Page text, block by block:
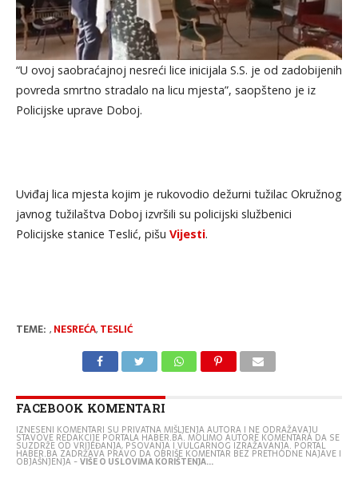
“U ovoj saobraćajnoj nesreći lice inicijala S.S. je od zadobijenih
povreda smrtno stradalo na licu mjesta”, saopšteno je iz
Policijske uprave Doboj.
Uviđaj lica mjesta kojim je rukovodio dežurni tužilac Okružnog
javnog tužilaštva Doboj izvršili su policijski službenici
Policijske stanice Teslić, pišu Vijesti.
TEME: , NESREĆA, TESLIĆ
FACEBOOK KOMENTARI
IZNESENI KOMENTARI SU PRIVATNA MIŠLJENJA AUTORA I NE ODRAŽAVAJU
STAVOVE REDAKCIJE PORTALA HABER.BA. MOLIMO AUTORE KOMENTARA DA SE
SUZDRŽE OD VRIJEĐANJA, PSOVANJA I VULGARNOG IZRAŽAVANJA. PORTAL
HABER.BA ZADRŽAVA PRAVO DA OBRIŠE KOMENTAR BEZ PRETHODNE NAJAVE I
OBJAŠNJENJA -VIŠE O USLOVIMA KORIŠTENJA...